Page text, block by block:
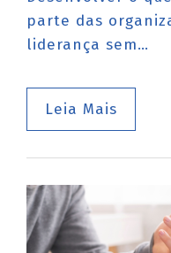
parte das
liderança sem…
Leia Mais